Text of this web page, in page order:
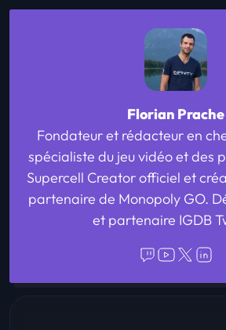
Florian Prache
Fondateur et rédacteur en
spécialiste du jeu vidéo et des
Supercell Creator officiel et
partenaire de Monopoly GO.
et partenaire IGDB